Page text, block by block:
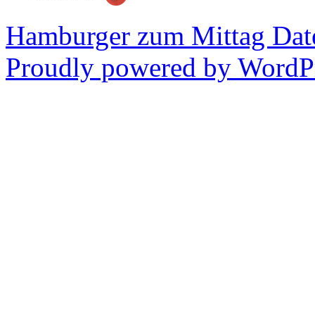
Hamburger zum Mittag
Proudly powered by